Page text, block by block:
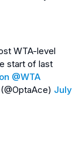
WTA-level
start of last
@WTA
July